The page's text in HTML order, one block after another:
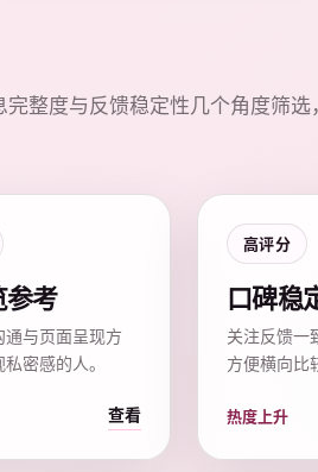
完整度与反馈稳定性几个角度筛
考
与页面呈现方
密感的人。
查看
高评分
口碑稳
关注反馈一
方便横向比
热度上升